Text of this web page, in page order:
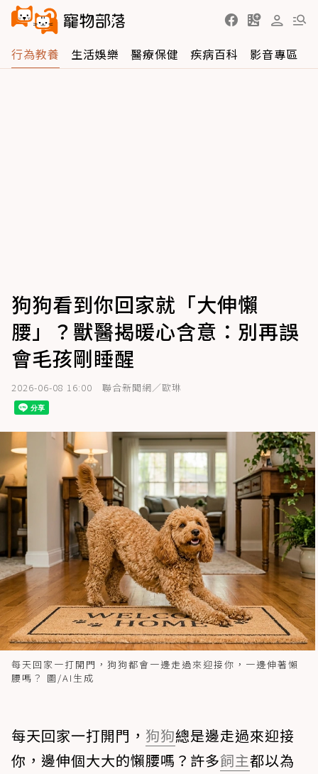
行為教養 生活娛樂 醫療保健 疾病百科 影音專區
狗狗看到你回家就「大伸懶
腰」？獸醫揭暖心含意：別再誤
會毛孩剛睡醒
2026-06-08 16:00 聯合新聞網／歐琳
每天回家一打開門，狗狗都會一邊走過來迎接你，一邊伸著懶
腰嗎？ 圖/AI生成
每天回家一打開門， 狗狗總是邊走過來迎接
你，邊伸個大大的懶腰嗎？許多飼主都以為